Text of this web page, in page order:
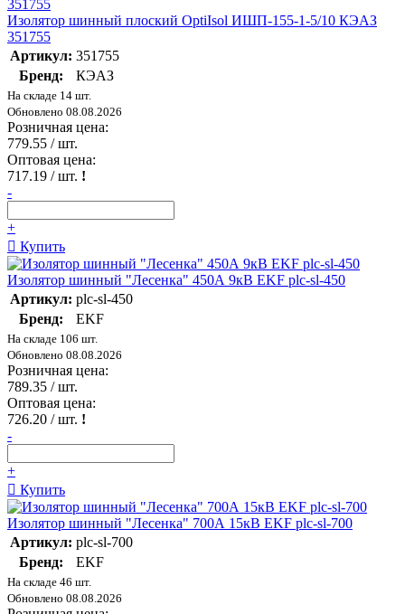
Изолятор шинный плоский OptiIsol ИШП-155-1-5/10 КЭАЗ
351755
Артикул: 351755
Бренд:
КЭАЗ
На складе 14 шт.
Обновлено 08.08.2026
Розничная цена:
779.55 / шт.
Оптовая цена:
717.19 / шт. !
-
+
Купить
Изолятор шинный "Лесенка" 450А 9кВ EKF plc-sl-450
Артикул: plc-sl-450
Бренд:
EKF
На складе 106 шт.
Обновлено 08.08.2026
Розничная цена:
789.35 / шт.
Оптовая цена:
726.20 / шт. !
-
+
Купить
Изолятор шинный "Лесенка" 700А 15кВ EKF plc-sl-700
Артикул: plc-sl-700
Бренд:
EKF
На складе 46 шт.
Обновлено 08.08.2026